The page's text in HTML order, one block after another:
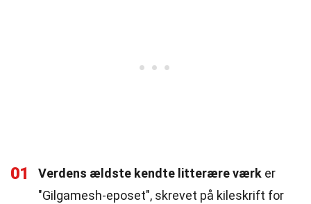
01 Verdens ældste kendte litterære værk er
"Gilgamesh-eposet", skrevet på kileskrift for